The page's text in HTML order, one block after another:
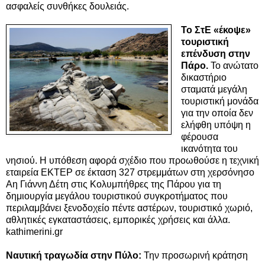
ασφαλείς συνθήκες δουλειάς.
Το ΣτΕ «έκοψε»
τουριστική
επένδυση στην
Πάρο.Το ανώτατο
δικαστήριο
σταματά μεγάλη
τουριστική μονάδα
για την οποία δεν
ελήφθη υπόψη η
φέρουσα
ικανότητα του
νησιού. Η υπόθεση αφορά σχέδιο που προωθούσε η τεχνική
εταιρεία ΕΚΤΕΡ σε έκταση 327 στρεμμάτων στη χερσόνησο
Αη Γιάννη Δέτη στις Κολυμπήθρες της Πάρου για τη
δημιουργία μεγάλου τουριστικού συγκροτήματος που
περιλαμβάνει ξενοδοχείο πέντε αστέρων, τουριστικό χωριό,
αθλητικές εγκαταστάσεις, εμπορικές χρήσεις και άλλα.
kathimerini.gr
Ναυτική τραγωδία στην Πύλο: Την προσωρινή κράτηση